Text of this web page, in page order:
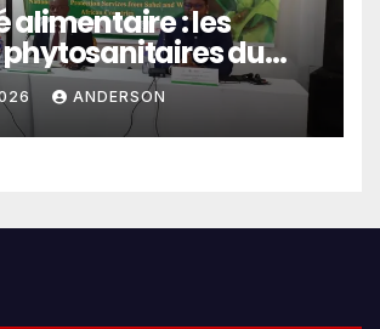
alimentaire : les
du
d’Afrique de l’Ouest
à Lomé
ANDERSON